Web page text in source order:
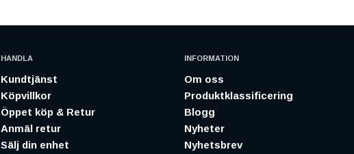
HANDLA
Kundtjänst
Köpvillkor
Öppet köp & Retur
Anmäl retur
Sälj din enhet
INFORMATION
Om oss
Produktklassificering
Blogg
Nyheter
Nyhetsbrev